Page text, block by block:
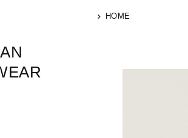
HOME